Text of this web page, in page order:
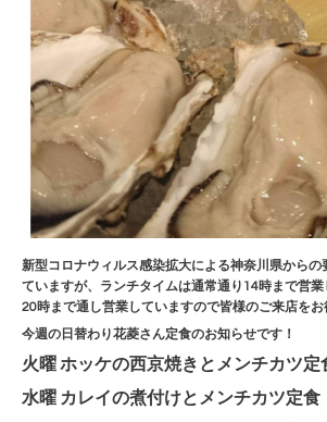
新型コロナウィルス感染拡大による神奈川県からの
ていますが、ランチタイムは通常通り14時まで営
20時まで通し営業していますので皆様のご来店を
今週の日替わり花菱さん定食のお知らせです！
火曜 ホッケの西京焼きとメンチカツ定
水曜 カレイの煮付けとメンチカツ定食